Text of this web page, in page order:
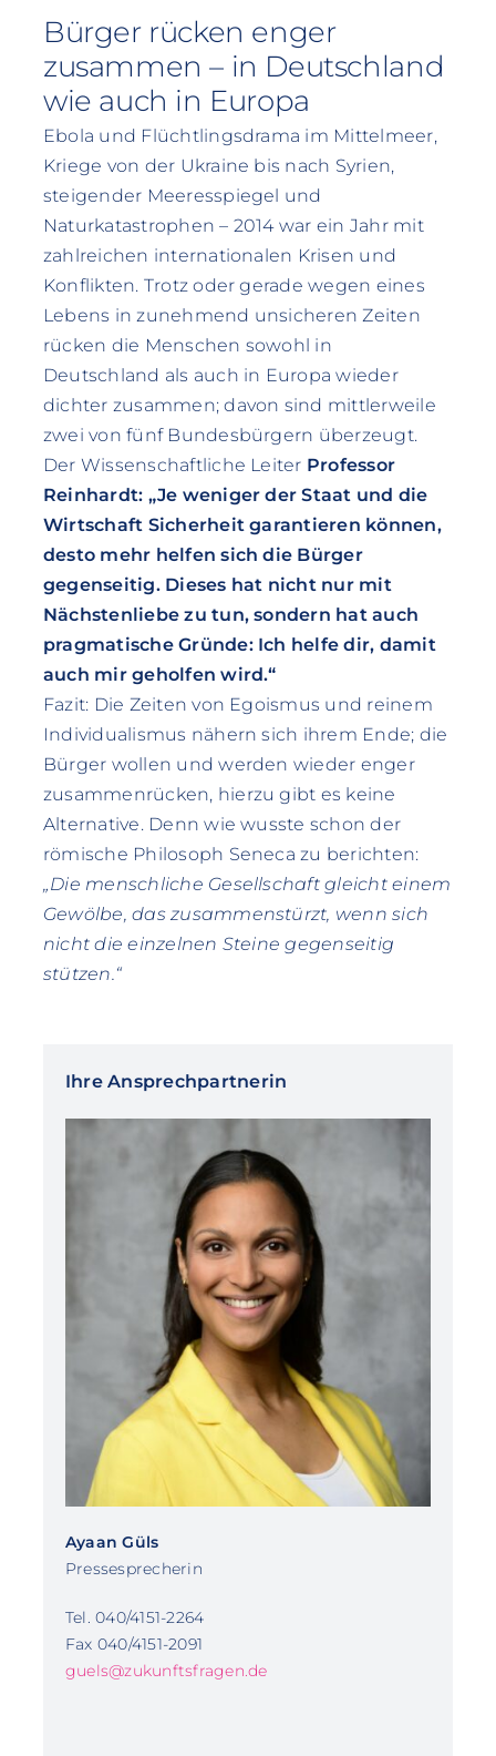
Bürger rücken enger
zusammen – in Deutschland
wie auch in Europa
Ebola und Flüchtlingsdrama im Mittelmeer,
Kriege von der Ukraine bis nach Syrien,
steigender Meeresspiegel und
Naturkatastrophen – 2014 war ein Jahr mit
zahlreichen internationalen Krisen und
Konflikten. Trotz oder gerade wegen eines
Lebens in zunehmend unsicheren Zeiten
rücken die Menschen sowohl in
Deutschland als auch in Europa wieder
dichter zusammen; davon sind mittlerweile
zwei von fünf Bundesbürgern überzeugt.
Der Wissenschaftliche Leiter Professor
Reinhardt: „Je weniger der Staat und die
Wirtschaft Sicherheit garantieren können,
desto mehr helfen sich die Bürger
gegenseitig. Dieses hat nicht nur mit
Nächstenliebe zu tun, sondern hat auch
pragmatische Gründe: Ich helfe dir, damit
auch mir geholfen wird.“
Fazit: Die Zeiten von Egoismus und reinem
Individualismus nähern sich ihrem Ende; die
Bürger wollen und werden wieder enger
zusammenrücken, hierzu gibt es keine
Alternative. Denn wie wusste schon der
römische Philosoph Seneca zu berichten:
„Die menschliche Gesellschaft gleicht einem
Gewölbe, das zusammenstürzt, wenn sich
nicht die einzelnen Steine gegenseitig
stützen.“
Ihre Ansprechpartnerin
Ayaan Güls
Pressesprecherin
Tel. 040/4151-2264
Fax 040/4151-2091
guels@zukunftsfragen.de